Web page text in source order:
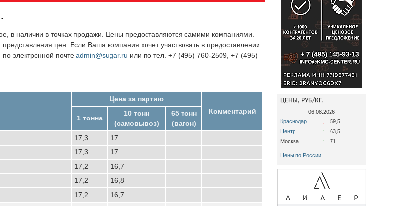
в наличии в точках продажи. Цены предоставляются самими компаниями.
цен. Если Ваша компания хочет участвовать в предоставлении
электронной почте admin@sugar.ru или по тел. +7 (495) 760-2509, +7 (495)
Цена за партию
Комментарий
1 тонна
10 тонн
(самовывоз)
65 тонн
(вагон)
17,3
17
17,3
17
17,2
16,7
17,2
16,8
17,2 16,7
ЦЕНЫ, РУБ/КГ.
06.08.2026
Краснодар
↓
59,5
Центр
↑
63,5
Москва
↑ 71
Цены по России